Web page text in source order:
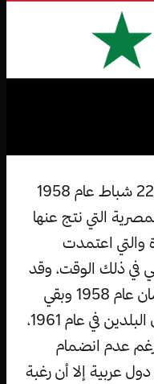
اعتمد العلم الحالي لأول مرة في 22 شباط عام 1958
التي نتج عنها
والتي اعتمدت
في ذلك الوقت، وقد
رفع لأول مرة في البلدين في 1 نيسان عام 1958 وبقي
معتمداً حتى وقوع الانفصال بين البلدين في عام 1961،
أعيد استخدامه عام 1980 رغم عدم انضمام
عربية إلا أن رغبة